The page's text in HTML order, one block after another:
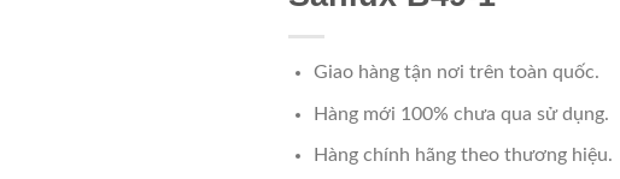
Giao hàng tận nơi trên toàn quốc.
Hàng mới 100% chưa qua sử dụng.
Hàng chính hãng theo thương hiệu.